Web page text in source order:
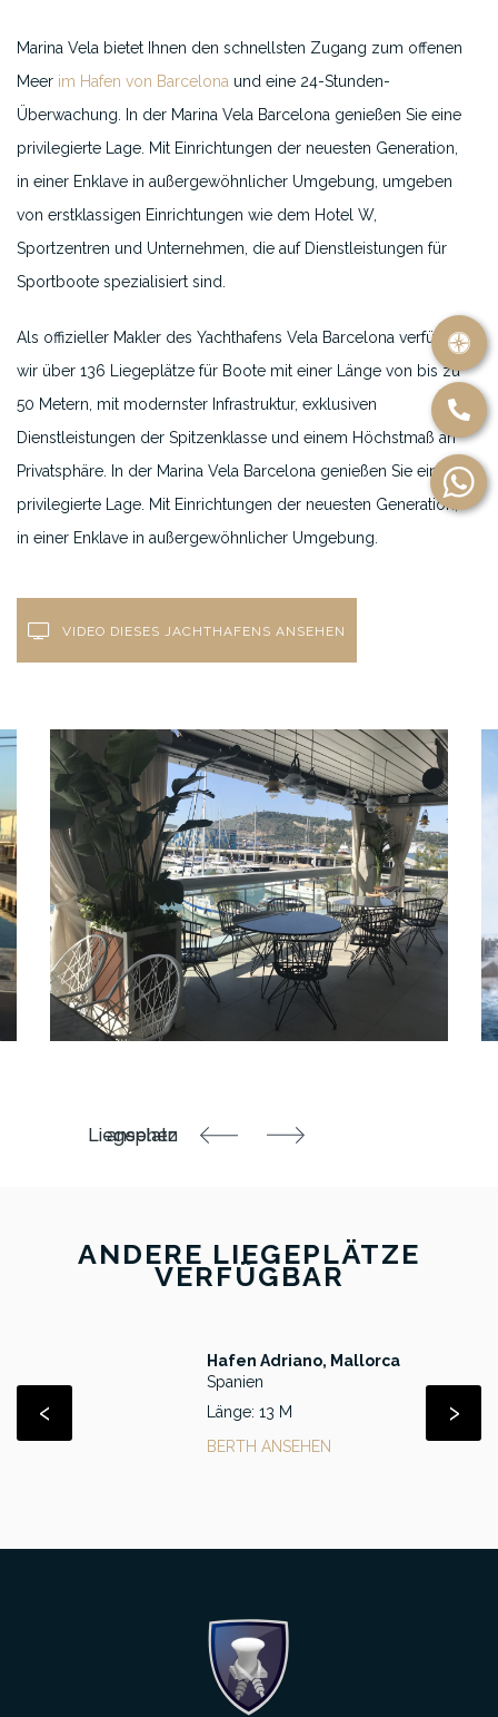
Marina Vela bietet Ihnen den schnellsten Zugang zum offenen
Meer im Hafen von Barcelona und eine 24-Stunden-
Überwachung. In der Marina Vela Barcelona genießen Sie eine
privilegierte Lage. Mit Einrichtungen der neuesten Generation,
in einer Enklave in außergewöhnlicher Umgebung, umgeben
von erstklassigen Einrichtungen wie dem Hotel W,
Sportzentren und Unternehmen, die auf Dienstleistungen für
Sportboote spezialisiert sind.
Als offizieller Makler des Yachthafens Vela Barcelona verfügen
wir über 136 Liegeplätze für Boote mit einer Länge von bis zu
50 Metern, mit modernster Infrastruktur, exklusiven
Dienstleistungen der Spitzenklasse und einem Höchstmaß an
Privatsphäre. In der Marina Vela Barcelona genießen Sie eine
privilegierte Lage. Mit Einrichtungen der neuesten Generation,
in einer Enklave in außergewöhnlicher Umgebung.
VIDEO DIESES JACHTHAFENS ANSEHEN
ANDERE LIEGEPLÄTZE
VERFÜGBAR
Hafen Adriano, Mallorca
Spanien
Länge: 13 M
BERTH ANSEHEN
‹ ›